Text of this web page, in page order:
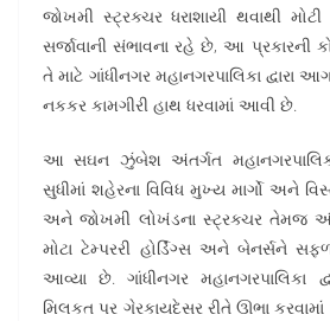
જોખમી સ્ટ્રક્ચર ધરાશાયી થવાથી
સર્જાવાની સંભાવના રહે છે, આ પ્રકારની
તે માટે ગાંધીનગર મહાનગરપાલિકા
નકકર કામગીરી હાથ ધરવામાં આવી છે.
આ સઘન ઝુંબેશ અંતર્ગત
સુધીમાં શહેરના વિવિધ મુખ્ય માર્ગો અને
અને જોખમી લોખંડના સ્ટ્રક્ચર તેમજ
મોટા ટેમ્પરરી હોર્ડિંગ્સ અને બેનર્સને
આવ્યા છે. ગાંધીનગર મહાનગરપાલિકા
મિલકત પર ગેરકાયદેસર રીતે ઊભા